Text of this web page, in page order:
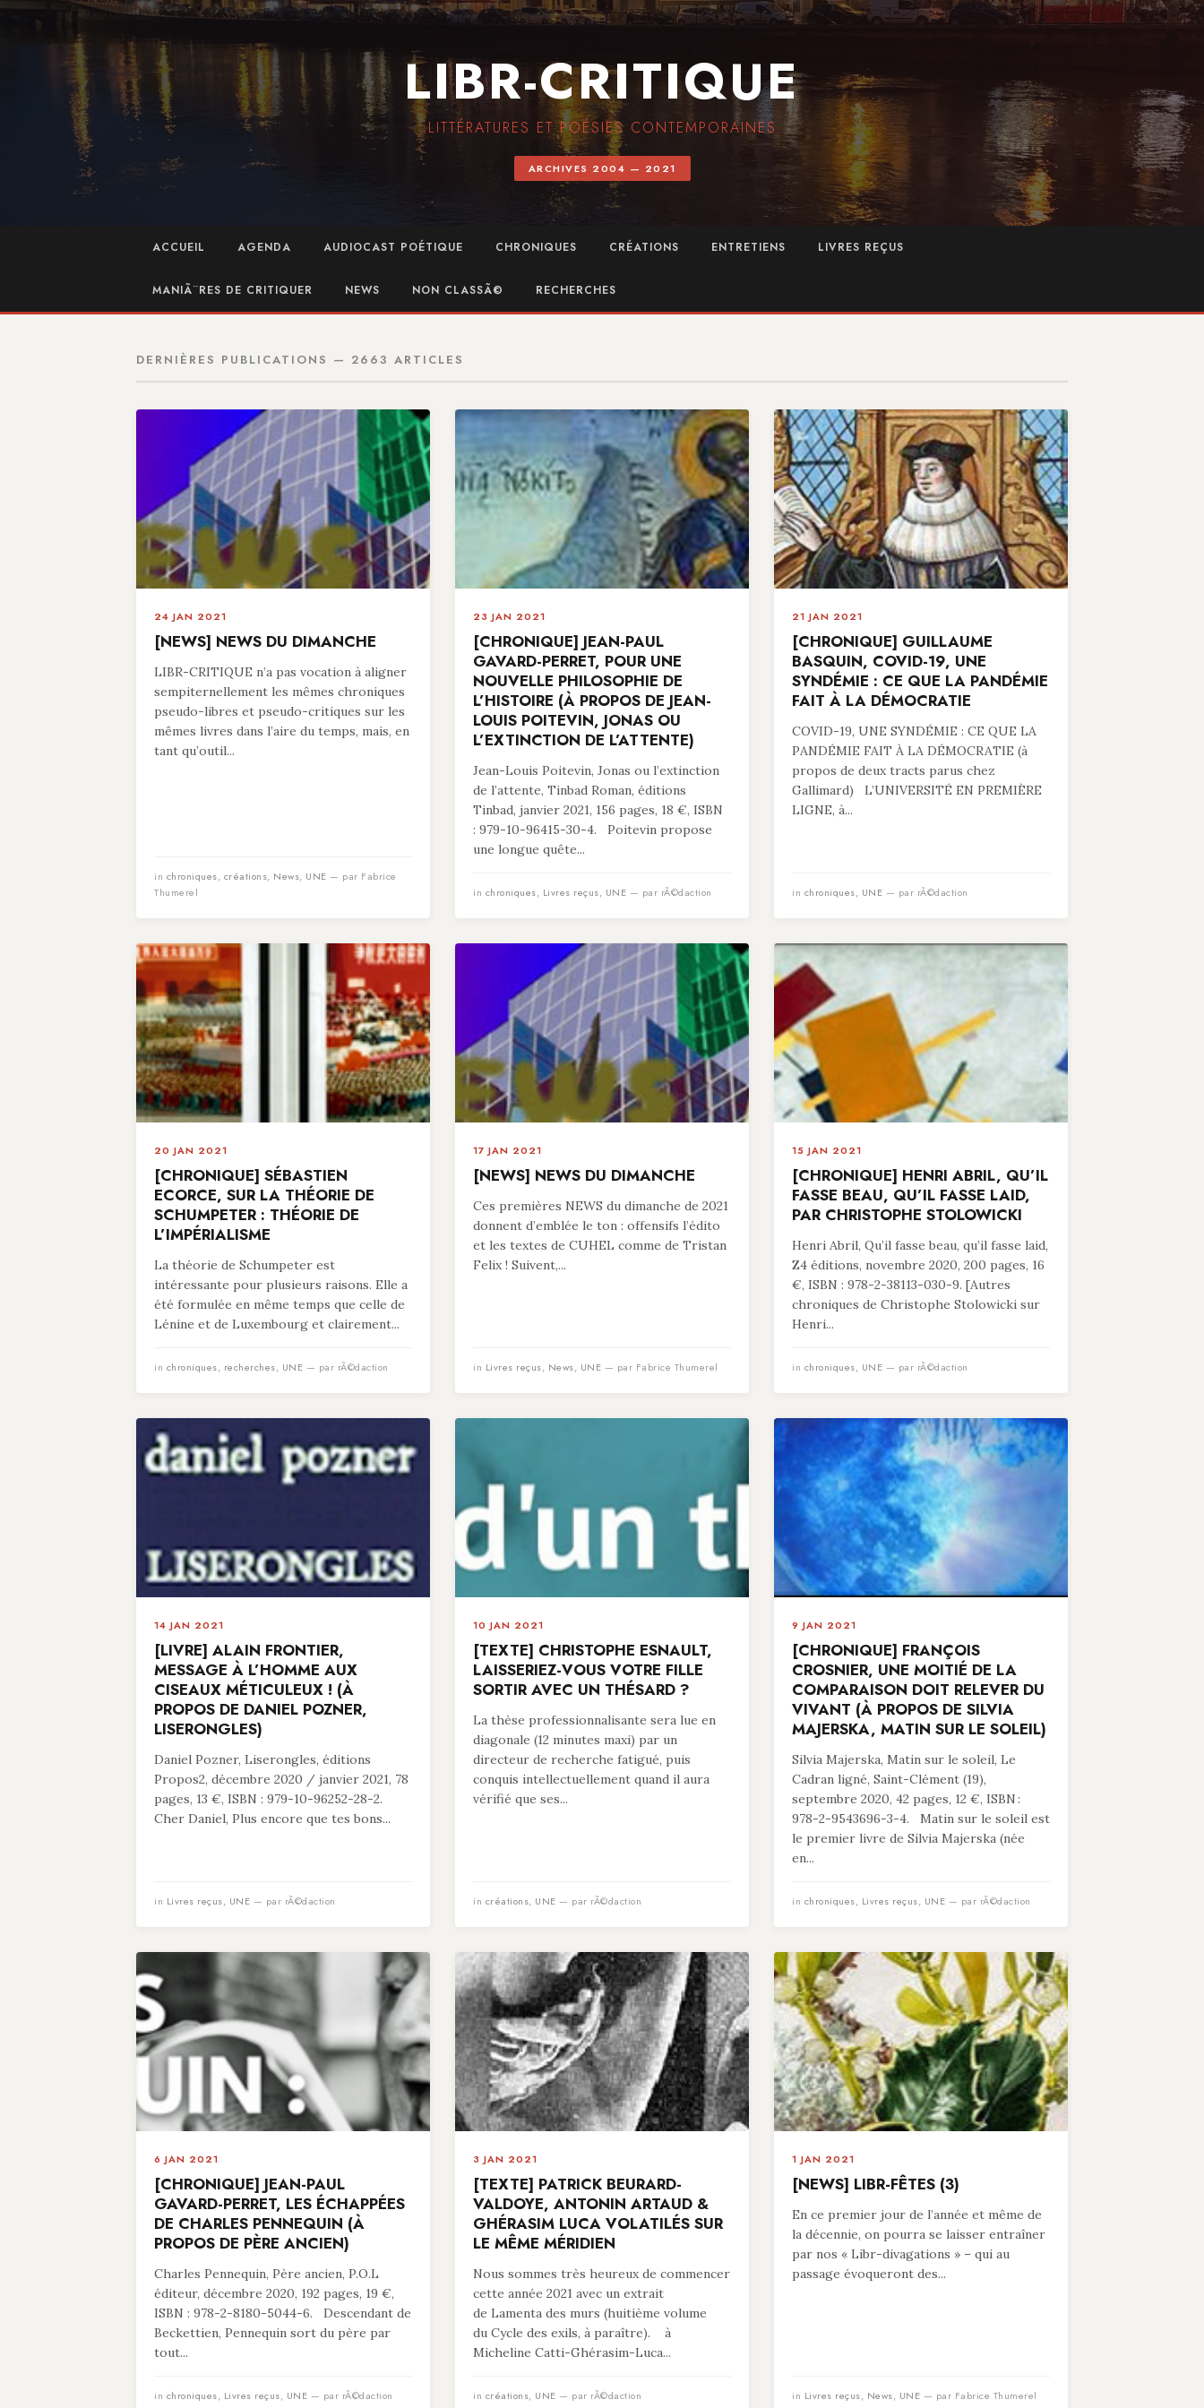
LIBR-CRITIQUE
LITTÉRATURES ET POÉSIES CONTEMPORAINES
ARCHIVES 2004 — 2021
ACCUEIL AGENDA AUDIOCAST POÉTIQUE CHRONIQUES CRÉATIONS ENTRETIENS LIVRES REÇUS
MANIÃ¨RES DE CRITIQUER NEWS NON CLASSÃ© RECHERCHES
DERNIÈRES PUBLICATIONS — 2663 ARTICLES
24 JAN 2021
[NEWS] NEWS DU DIMANCHE
LIBR-CRITIQUE n’a pas vocation à aligner
sempiternellement les mêmes chroniques
pseudo-libres et pseudo-critiques sur les
mêmes livres dans l’aire du temps, mais, en
tant qu’outil...
in chroniques, créations, News, UNE — par Fabrice
Thumerel
23 JAN 2021
[CHRONIQUE] JEAN-PAUL
GAVARD-PERRET, POUR UNE
NOUVELLE PHILOSOPHIE DE
L’HISTOIRE (À PROPOS DE JEAN-
LOUIS POITEVIN, JONAS OU
L’EXTINCTION DE L’ATTENTE)
Jean-Louis Poitevin, Jonas ou l’extinction
de l’attente, Tinbad Roman, éditions
Tinbad, janvier 2021, 156 pages, 18 €, ISBN
: 979-10-96415-30-4. Poitevin propose
une longue quête...
in chroniques, Livres reçus, UNE — par rÃ©daction
21 JAN 2021
[CHRONIQUE] GUILLAUME
BASQUIN, COVID-19, UNE
SYNDÉMIE : CE QUE LA PANDÉMIE
FAIT À LA DÉMOCRATIE
COVID-19, UNE SYNDÉMIE : CE QUE LA
PANDÉMIE FAIT À LA DÉMOCRATIE (à
propos de deux tracts parus chez
Gallimard) L’UNIVERSITÉ EN PREMIÈRE
LIGNE, à...
in chroniques, UNE — par rÃ©daction
20 JAN 2021
[CHRONIQUE] SÉBASTIEN
ECORCE, SUR LA THÉORIE DE
SCHUMPETER : THÉORIE DE
L’IMPÉRIALISME
La théorie de Schumpeter est
intéressante pour plusieurs raisons. Elle a
été formulée en même temps que celle de
Lénine et de Luxembourg et clairement...
in chroniques, recherches, UNE — par rÃ©daction
17 JAN 2021
[NEWS] NEWS DU DIMANCHE
Ces premières NEWS du dimanche de 2021
donnent d’emblée le ton : offensifs l’édito
et les textes de CUHEL comme de Tristan
Felix ! Suivent,...
in Livres reçus, News, UNE — par Fabrice Thumerel
15 JAN 2021
[CHRONIQUE] HENRI ABRIL, QU’IL
FASSE BEAU, QU’IL FASSE LAID,
PAR CHRISTOPHE STOLOWICKI
Henri Abril, Qu’il fasse beau, qu’il fasse laid,
Z4 éditions, novembre 2020, 200 pages, 16
€, ISBN : 978-2-38113-030-9. [Autres
chroniques de Christophe Stolowicki sur
Henri...
in chroniques, UNE — par rÃ©daction
14 JAN 2021
[LIVRE] ALAIN FRONTIER,
MESSAGE À L’HOMME AUX
CISEAUX MÉTICULEUX ! (À
PROPOS DE DANIEL POZNER,
LISERONGLES)
Daniel Pozner, Liserongles, éditions
Propos2, décembre 2020 / janvier 2021, 78
pages, 13 €, ISBN : 979-10-96252-28-2.
Cher Daniel, Plus encore que tes bons...
in Livres reçus, UNE — par rÃ©daction
10 JAN 2021
[TEXTE] CHRISTOPHE ESNAULT,
LAISSERIEZ-VOUS VOTRE FILLE
SORTIR AVEC UN THÉSARD ?
La thèse professionnalisante sera lue en
diagonale (12 minutes maxi) par un
directeur de recherche fatigué, puis
conquis intellectuellement quand il aura
vérifié que ses...
in créations, UNE — par rÃ©daction
9 JAN 2021
[CHRONIQUE] FRANÇOIS
CROSNIER, UNE MOITIÉ DE LA
COMPARAISON DOIT RELEVER DU
VIVANT (À PROPOS DE SILVIA
MAJERSKA, MATIN SUR LE SOLEIL)
Silvia Majerska, Matin sur le soleil, Le
Cadran ligné, Saint-Clément (19),
septembre 2020, 42 pages, 12 €, ISBN :
978-2-9543696-3-4. Matin sur le soleil est
le premier livre de Silvia Majerska (née
en...
in chroniques, Livres reçus, UNE — par rÃ©daction
6 JAN 2021
[CHRONIQUE] JEAN-PAUL
GAVARD-PERRET, LES ÉCHAPPÉES
DE CHARLES PENNEQUIN (À
PROPOS DE PÈRE ANCIEN)
Charles Pennequin, Père ancien, P.O.L
éditeur, décembre 2020, 192 pages, 19 €,
ISBN : 978-2-8180-5044-6. Descendant de
Beckettien, Pennequin sort du père par
tout...
in chroniques, Livres reçus, UNE — par rÃ©daction
3 JAN 2021
[TEXTE] PATRICK BEURARD-
VALDOYE, ANTONIN ARTAUD &
GHÉRASIM LUCA VOLATILÉS SUR
LE MÊME MÉRIDIEN
Nous sommes très heureux de commencer
cette année 2021 avec un extrait
de Lamenta des murs (huitième volume
du Cycle des exils, à paraître). à
Micheline Catti-Ghérasim-Luca...
in créations, UNE — par rÃ©daction
1 JAN 2021
[NEWS] LIBR-FÊTES (3)
En ce premier jour de l’année et même de
la décennie, on pourra se laisser entraîner
par nos « Libr-divagations » – qui au
passage évoqueront des...
in Livres reçus, News, UNE — par Fabrice Thumerel